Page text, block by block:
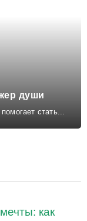
души
стать...